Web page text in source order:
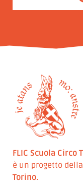
FLIC Scuola Circo
è un progetto della
Torino.